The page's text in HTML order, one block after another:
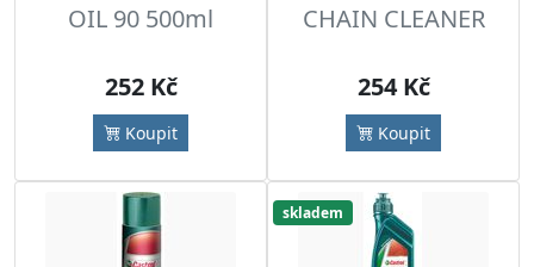
OIL 90 500ml
252 Kč
Koupit
CHAIN CLEANER
254 Kč
Koupit
skladem